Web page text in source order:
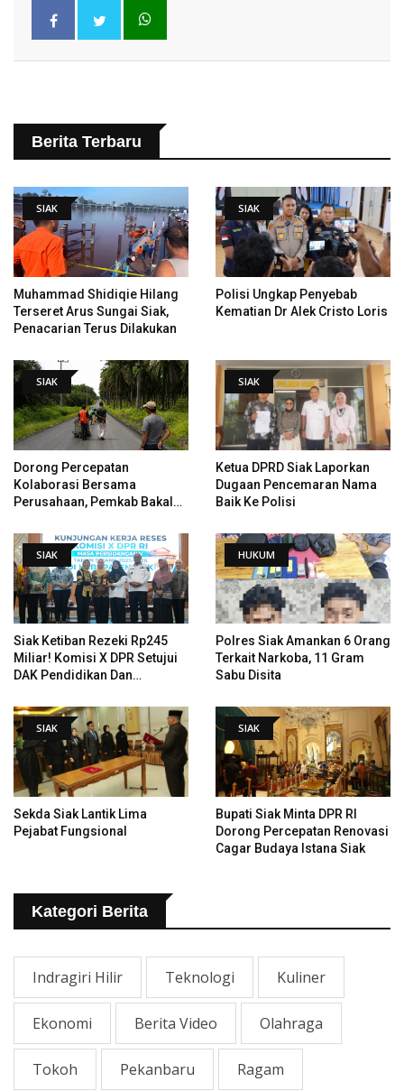
Berita Terbaru
SIAK
Muhammad Shidiqie Hilang
Terseret Arus Sungai Siak,
Penacarian Terus Dilakukan
SIAK
Polisi Ungkap Penyebab
Kematian Dr Alek Cristo Loris
SIAK
Dorong Percepatan
Kolaborasi Bersama
Perusahaan, Pemkab Bakal
Rawa Yang Rusak
SIAK
Ketua DPRD Siak Laporkan
Dugaan Pencemaran Nama
Baik Ke Polisi
SIAK
Siak Ketiban Rezeki Rp245
Miliar! Komisi X DPR Setujui
DAK Pendidikan Dan
HUKUM
Polres Siak Amankan 6 Orang
Terkait Narkoba, 11 Gram
Sabu Disita
SIAK
Sekda Siak Lantik Lima
Pejabat Fungsional
SIAK
Bupati Siak Minta DPR RI
Dorong Percepatan Renovasi
Cagar Budaya Istana Siak
Kategori Berita
Indragiri Hilir Teknologi Kuliner
Ekonomi Berita Video Olahraga
Tokoh Pekanbaru Ragam